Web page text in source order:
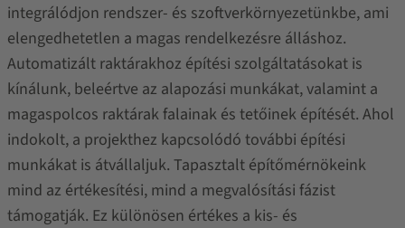
integrálódjon rendszer- és szoftverkörnyezetünkbe, ami
elengedhetetlen a magas rendelkezésre álláshoz.
Automatizált raktárakhoz építési szolgáltatásokat is
kínálunk, beleértve az alapozási munkákat, valamint a
magaspolcos raktárak falainak és tetőinek építését. Ahol
indokolt, a projekthez kapcsolódó további építési
munkákat is átvállaljuk. Tapasztalt építőmérnökeink
mind az értékesítési, mind a megvalósítási fázist
támogatják. Ez különösen értékes a kis- és